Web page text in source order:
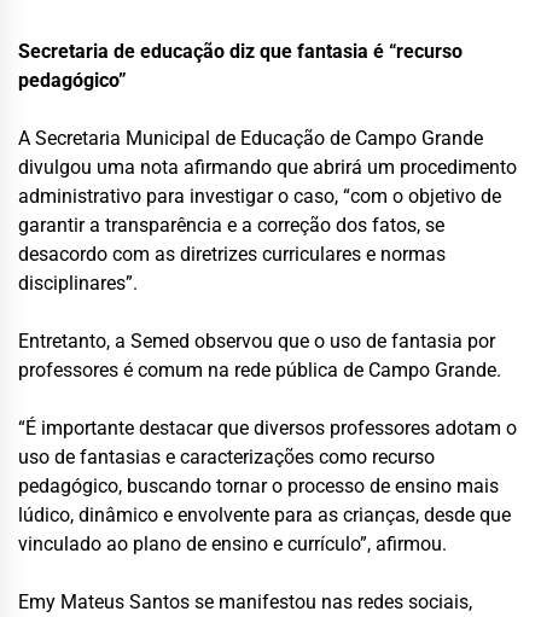
Secretaria de educação diz que fantasia é “recurso
pedagógico”
A Secretaria Municipal de Educação de Campo Grande
divulgou uma nota afirmando que abrirá um procedimento
administrativo para investigar o caso, “com o objetivo de
garantir a transparência e a correção dos fatos, se
desacordo com as diretrizes curriculares e normas
disciplinares”.
Entretanto, a Semed observou que o uso de fantasia por
professores é comum na rede pública de Campo Grande.
“É importante destacar que diversos professores adotam o
uso de fantasias e caracterizações como recurso
pedagógico, buscando tornar o processo de ensino mais
lúdico, dinâmico e envolvente para as crianças, desde que
vinculado ao plano de ensino e currículo”, afirmou.
Emy Mateus Santos se manifestou nas redes sociais,